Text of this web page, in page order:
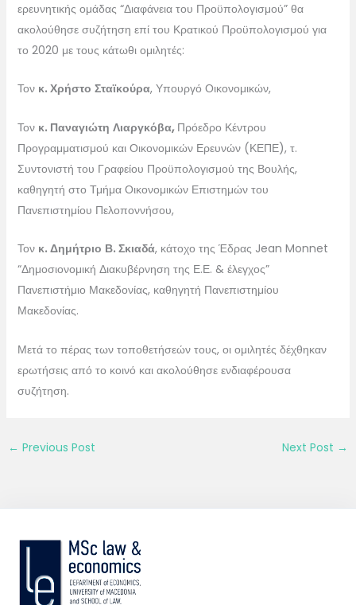
ερευνητικής ομάδας “Διαφάνεια του Προϋπολογισμού” θα
ακολούθησε συζήτηση επί του Κρατικού Προϋπολογισμού για
το 2020 με τους κάτωθι ομιλητές:
Τονκ. Χρήστο Σταϊκούρα, Υπουργό Οικονομικών,
Τον κ. Παναγιώτη Λιαργκόβα,Πρόεδρο Κέντρου
Προγραμματισμού και Οικονομικών Ερευνών (ΚΕΠΕ), τ.
Συντονιστή του Γραφείου Προϋπολογισμού της Βουλής,
καθηγητή στο Τμήμα Οικονομικών Επιστημών του
Πανεπιστημίου Πελοποννήσου,
Τον κ. Δημήτριο Β. Σκιαδά, κάτοχο της Έδρας Jean Monnet
“Δημοσιονομική Διακυβέρνηση της Ε.Ε. & έλεγχος”
Πανεπιστήμιο Μακεδονίας, καθηγητή Πανεπιστημίου
Μακεδονίας.
Μετά το πέρας των τοποθετήσεών τους, οι ομιλητές δέχθηκαν
ερωτήσεις από το κοινό και ακολούθησε ενδιαφέρουσα
συζήτηση.
← Previous Post Next Post →